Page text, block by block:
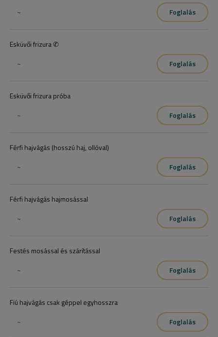
~
Foglalás
Esküvői frizura ✆
~
Foglalás
Esküvői frizura próba
~
Foglalás
Férfi hajvágás (hosszú haj, ollóval)
~
Foglalás
Férfi hajvágás hajmosással
~
Foglalás
Festés mosással és szárítással
~
Foglalás
Fiú hajvágás csak géppel egyhosszra
~
Foglalás